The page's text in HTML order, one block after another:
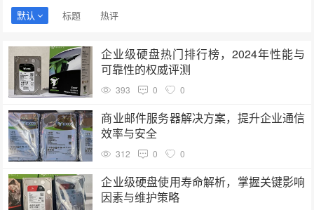
硬盘采购(474)
希捷硬盘(471)
硬盘批发价格(149)
固态硬盘(147)
硬盘真伪验证(147)
sata硬盘(146)
固态硬盘推荐(146)
希捷代理商(144)
nas硬盘(143) 硬盘维修(143)
默认 标题 热评
企业级硬盘热门排行榜，2024年性能与
可靠性的权威评测
393 0 0
商业邮件服务器解决方案，提升企业通信
效率与安全
312 0 0
企业级硬盘使用寿命解析，掌握关键影响
因素与维护策略